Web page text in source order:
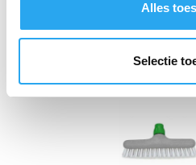
t
Alles
Selectie